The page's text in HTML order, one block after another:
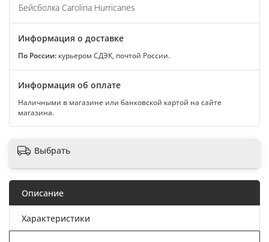
Бейсболка Carolina Hurricanes
Информация о доставке
По России: курьером СДЭК, почтой России.
Информация об оплате
Наличными в магазине или банковской картой на сайте
магазина.
Выбрать
Описание
Характеристики